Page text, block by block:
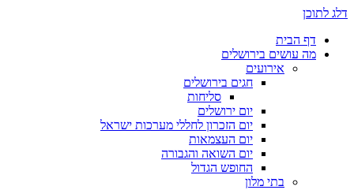
דלג לתוכן
דף הבית
מה עושים בירושלים
אירועים
חגים בירושלים
סליחות
יום ירושלים
יום הזכרון לחללי מערכות ישראל
יום העצמאות
יום השואה והגבורה
החופש הגדול
בתי מלון